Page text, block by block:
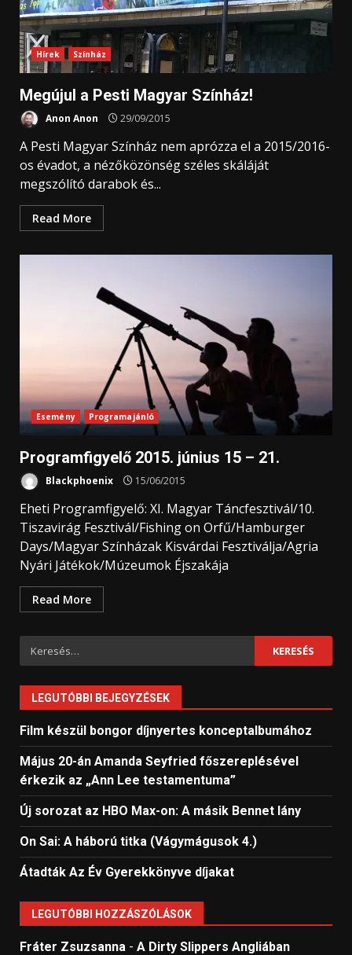
Hírek Színház
Megújul a Pesti Magyar Színház!
Anon Anon 29/09/2015
A Pesti Magyar Színház nem aprózza el a 2015/2016-
os évadot, a nézőközönség széles skáláját
megszólító darabok és...
Read More
Esemény Programajánló
Programfigyelő 2015. június 15 – 21.
Blackphoenix 15/06/2015
Eheti Programfigyelő: XI. Magyar Táncfesztivál/10.
Tiszavirág Fesztivál/Fishing on Orfű/Hamburger
Days/Magyar Színházak Kisvárdai Fesztiválja/Agria
Nyári Játékok/Múzeumok Éjszakája
Read More
Keresés:
LEGUTÓBBI BEJEGYZÉSEK
Film készül bongor díjnyertes konceptalbumához
Május 20-án Amanda Seyfried főszereplésével
érkezik az „Ann Lee testamentuma”
Új sorozat az HBO Max-on: A másik Bennet lány
On Sai: A ​háború titka (Vágymágusok 4.)
Átadták Az Év Gyerekkönyve díjakat
LEGUTÓBBI HOZZÁSZÓLÁSOK
Fráter Zsuzsanna - A Dirty Slippers Angliában